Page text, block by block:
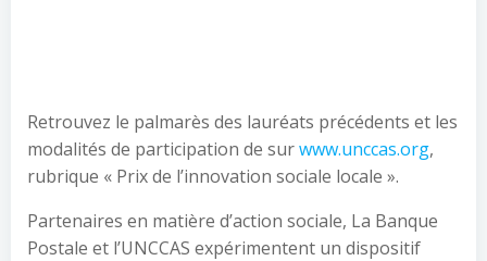
Retrouvez le palmarès des lauréats précédents et les
modalités de participation de surwww.unccas.org,
rubrique « Prix de l’innovation sociale locale ».
Partenaires en matière d’action sociale, La Banque
Postale et l’UNCCAS expérimentent un dispositif